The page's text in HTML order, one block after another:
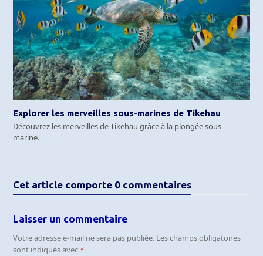
Explorer les merveilles sous-marines de Tikehau
Découvrez les merveilles de Tikehau grâce à la plongée sous-
marine.
Cet article comporte 0 commentaires
Laisser un commentaire
Votre adresse e-mail ne sera pas publiée. Les champs obligatoires
sont indiqués avec*